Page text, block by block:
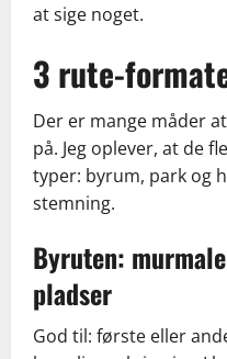
at sige noget.
3 rute-
Der er mange måder
på. Jeg oplever, at de
typer: byrum, park og
stemning.
Byruten:
pladser
God til: første eller